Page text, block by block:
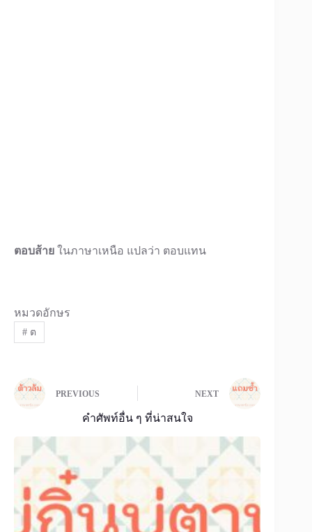
ตอบส้าย ในภาษาเหนือ แปลว่า ตอบแทน
หมวดอักษร
#ต
PREVIOUS NEXT
คำศัพท์อื่น ๆ ที่น่าสนใจ